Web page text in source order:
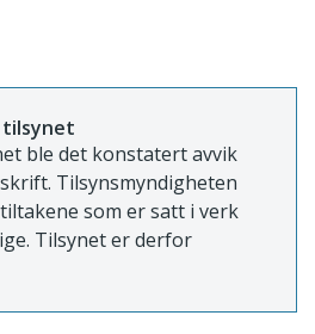
tilsynet
ble det konstatert avvik
Tilsynsmyndigheten
som er satt i verk
Tilsynet er derfor